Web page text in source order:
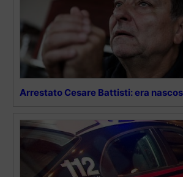
Arrestato Cesare Battisti: era